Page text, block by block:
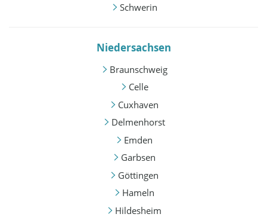
Schwerin
Niedersachsen
Braunschweig
Celle
Cuxhaven
Delmenhorst
Emden
Garbsen
Göttingen
Hameln
Hildesheim